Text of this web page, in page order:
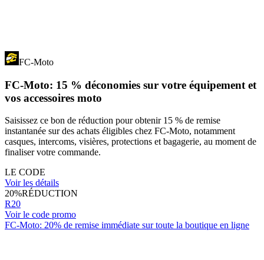
FC-Moto
FC-Moto: 15 % déconomies sur votre équipement et
vos accessoires moto
Saisissez ce bon de réduction pour obtenir 15 % de remise
instantanée sur des achats éligibles chez FC-Moto, notamment
casques, intercoms, visières, protections et bagagerie, au moment de
finaliser votre commande.
LE CODE
Voir les détails
20%RÉDUCTION
R20
Voir le code promo
FC-Moto: 20% de remise immédiate sur toute la boutique en ligne